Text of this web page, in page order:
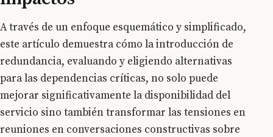
A través de un enfoque esquemático y simplificado,
este artículo demuestra cómo la introducción de
redundancia, evaluando y eligiendo alternativas
para las dependencias críticas, no solo puede
mejorar significativamente la disponibilidad del
servicio sino también transformar las tensiones en
reuniones en conversaciones constructivas sobre